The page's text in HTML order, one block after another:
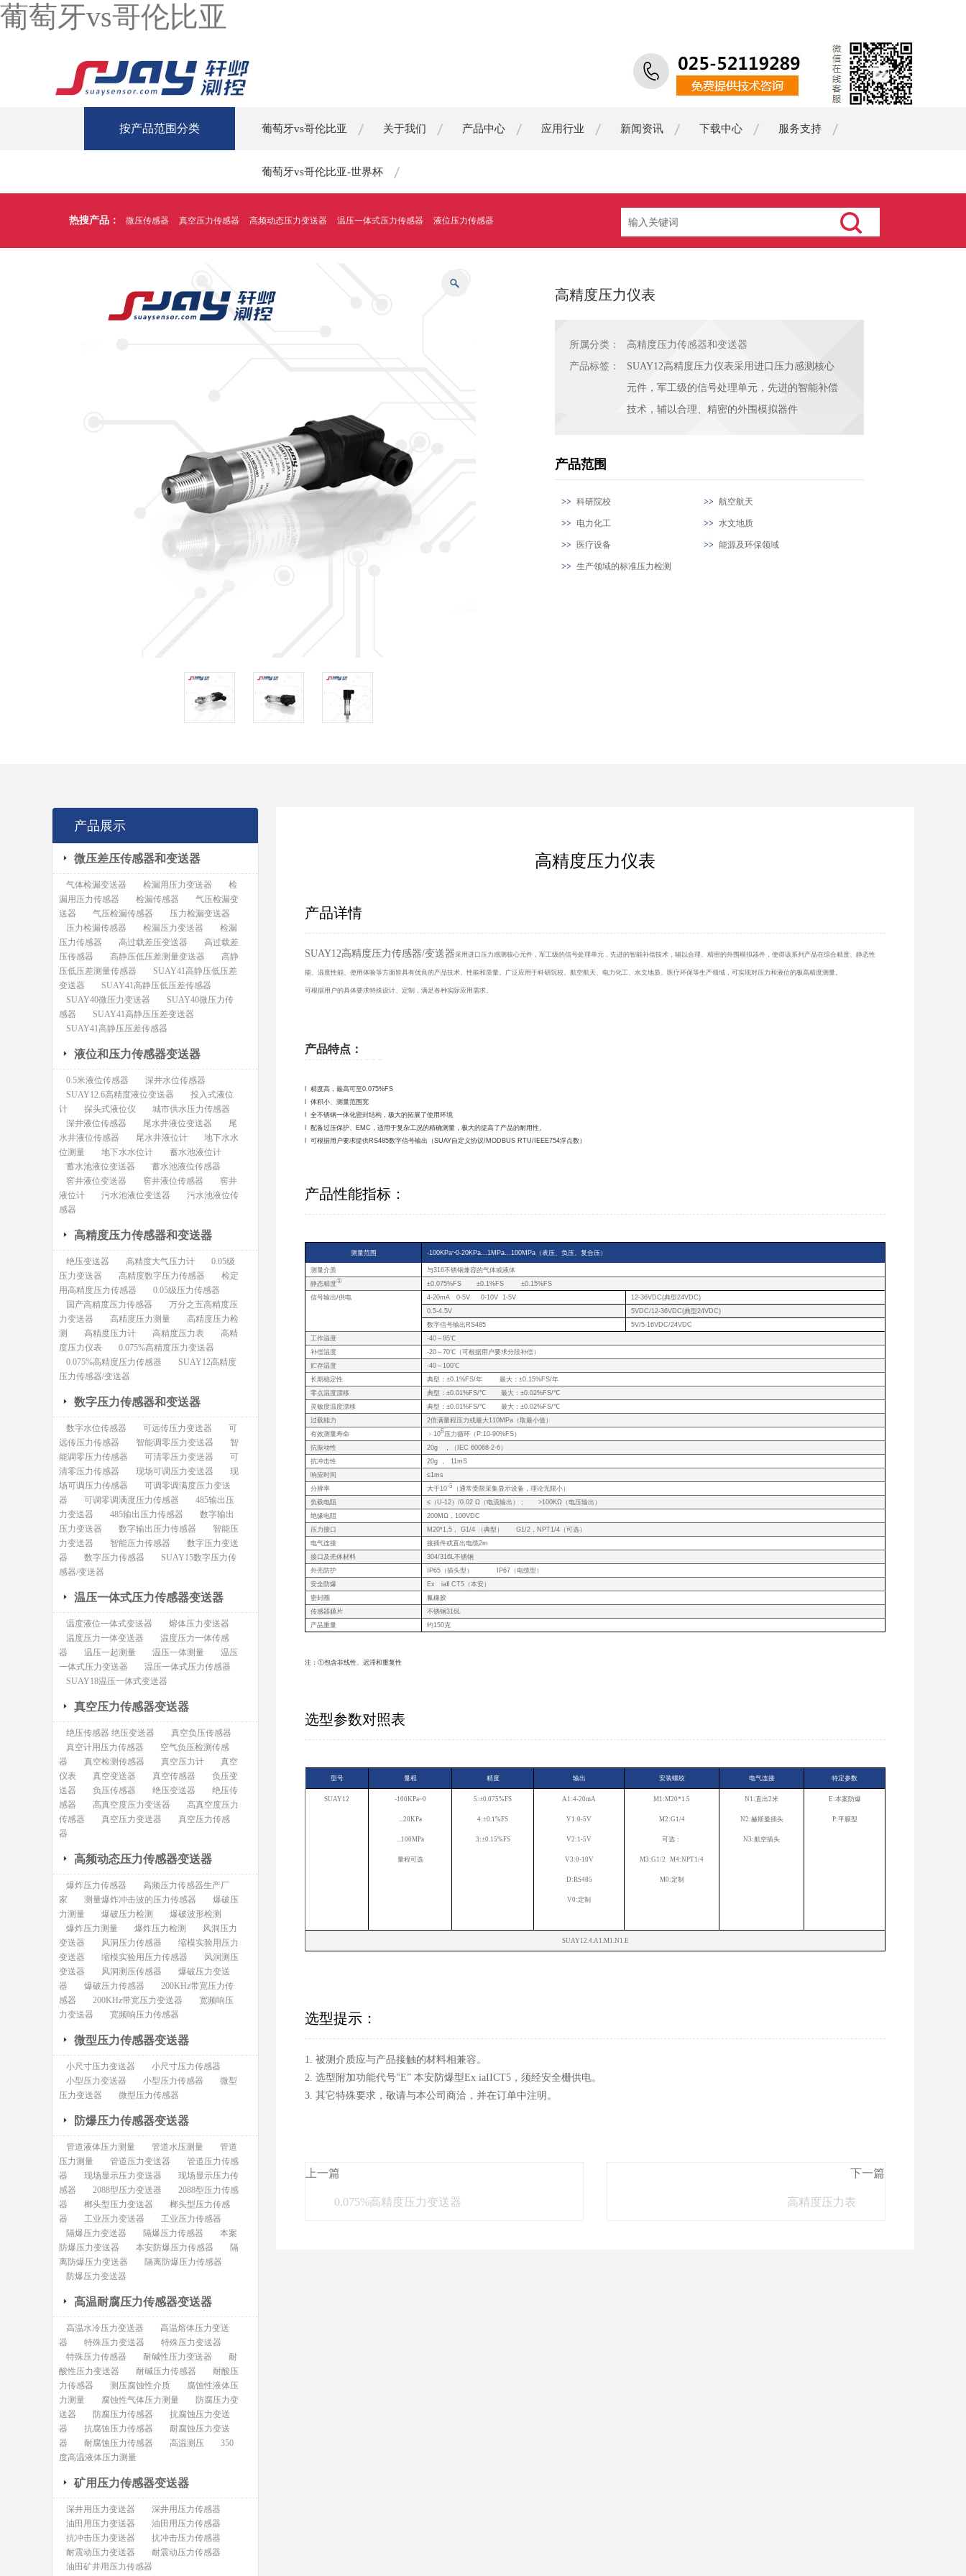
葡萄牙vs哥伦比亚
按产品范围分类 葡萄牙vs哥伦比亚 关于我们 产品中心 应用行业 新闻资讯 下载中心 服务支持
葡萄牙vs哥伦比亚-世界杯
热搜产品： 微压传感器 真空压力传感器 高频动态压力变送器 温压一体式压力传感器 液位压力传感器
高精度压力仪表
所属分类：
高精度压力传感器和变送器
产品标签：
SUAY12高精度压力仪表采用进口压力感测核心
元件，军工级的信号处理单元，先进的智能补偿
技术，辅以合理、精密的外围模拟器件
产品范围
科研院校 航空航天
电力化工 水文地质
医疗设备 能源及环保领域
生产领域的标准压力检测
高精度压力仪表
产品详情
SUAY12高精度压力传感器/变送器采用进口压力感测核心元件，军工级的信号处理单元，先进的智能补偿技术，辅以合理、精密的外围模拟器件，使得该系列产品在综合精度、静态性
能、温度性能、使用体验等方面皆具有优良的产品技术、性能和质量。广泛应用于科研院校、航空航天、电力化工、水文地质、医疗环保等生产领域，可实现对压力和液位的极高精度测量。
可根据用户的具体要求特殊设计、定制，满足各种实际应用需求。
产品特点：
l 精度高，最高可至0.075%FS
l 体积小、测量范围宽
l 全不锈钢一体化密封结构，极大的拓展了使用环境
l 配备过压保护、EMC，适用于复杂工况的精确测量，极大的提高了产品的耐用性。
l 可根据用户要求提供RS485数字信号输出（SUAY自定义协议/MODBUS RTU/IEEE754浮点数）
产品性能指标：
测量范围 -100KPa~0-20KPa...1MPa...100MPa（表压、负压、复合压）
测量介质
与316不锈钢兼容的气体或液体
静态精度①
±0.075%FS ±0.1%FS ±0.15%FS
信号输出/供电
4-20mA 0-5V 0-10V 1-5V
12-36VDC(典型24VDC)
0.5-4.5V
5VDC/12-36VDC(典型24VDC)
数字信号输出RS485
5V/5-16VDC/24VDC
工作温度
-40～85℃
补偿温度
-20～70℃（可根据用户要求分段补偿）
贮存温度
-40～100℃
长期稳定性
典型：±0.1%FS/年 最大：±0.15%FS/年
零点温度漂移
典型：±0.01%FS/℃ 最大：±0.02%FS/℃
灵敏度温度漂移
典型：±0.01%FS/℃ 最大：±0.02%FS/℃
过载能力
2倍满量程压力或最大110MPa（取最小值）
有效测量寿命
﹥106压力循环（P:10-90%FS）
抗振动性
20g ，（IEC 60068-2-6）
抗冲击性
20g ， 11mS
响应时间
≤1ms
分辨率
大于10-5 （通常受限采集显示设备，理论无限小）
负载电阻
≤（U-12）/0.02 Ω（电流输出） ; >100KΩ（电压输出）
绝缘电阻
200MΩ，100VDC
压力接口
M20*1.5， G1/4 （典型） G1/2，NPT1/4（可选）
电气连接
接插件或直出电缆2m
接口及壳体材料
304/316L不锈钢
外壳防护
IP65（插头型） IP67（电缆型）
安全防爆
Ex iaⅡ CT5（本安）
密封圈
氟橡胶
传感器膜片
不锈钢316L
产品重量
约150克
注：①包含非线性、迟滞和重复性
选型参数对照表
型号 量程 精度 输出 安装螺纹 电气连接 特定参数
SUAY12 -100KPa~0
...20KPa
...100MPa
量程可选
5:±0.075%FS
4:±0.1%FS
3:±0.15%FS
A1:4-20mA
V1:0-5V
V2:1-5V
V3:0-10V
D:RS485
V0:定制
M1:M20*1.5
M2:G1/4
可选：
M3:G1/2 M4:NPT1/4
M0:定制
N1:直出2米
N2:赫斯曼插头
N3:航空插头
E:本案防爆
P:平膜型
SUAY12.4.A1.M1.N1.E
选型提示：
1. 被测介质应与产品接触的材料相兼容。
2. 选型附加功能代号"E” 本安防爆型Ex iaIICT5，须经安全栅供电。
3. 其它特殊要求，敬请与本公司商洽，并在订单中注明。
上一篇
0.075%高精度压力变送器
下一篇
高精度压力表
产品展示
微压差压传感器和变送器
气体检漏变送器 检漏用压力变送器
检
漏用压力传感器
检漏传感器
气压检漏变
送器
气压检漏传感器
压力检漏变送器
压力检漏传感器
检漏压力变送器
检漏
压力传感器
高过载差压变送器
高过载差
压传感器
高静压低压差测量变送器
高静
压低压差测量传感器
SUAY41高静压低压差
变送器
SUAY41高静压低压差传感器
SUAY40微压力变送器
SUAY40微压力传
感器
SUAY41高静压压差变送器
SUAY41高静压压差传感器
液位和压力传感器变送器
0.5米液位传感器
深井水位传感器
SUAY12.6高精度液位变送器
投入式液位
计
探头式液位仪
城市供水压力传感器
深井液位传感器
尾水井液位变送器
尾
水井液位传感器
尾水井液位计
地下水水
位测量
地下水水位计
蓄水池液位计
蓄水池液位变送器
蓄水池液位传感器
窖井液位变送器
窖井液位传感器
窖井
液位计
污水池液位变送器
污水池液位传
感器
高精度压力传感器和变送器
绝压变送器 高精度大气压力计
0.05级
压力变送器
高精度数字压力传感器
检定
用高精度压力传感器
0.05级压力传感器
国产高精度压力传感器
万分之五高精度压
力变送器
高精度压力测量
高精度压力检
测
高精度压力计 高精度压力表
高精
度压力仪表
0.075%高精度压力变送器
0.075%高精度压力传感器
SUAY12高精度
压力传感器/变送器
数字压力传感器和变送器
数字水位传感器 可远传压力变送器
可
远传压力传感器
智能调零压力变送器
智
能调零压力传感器
可清零压力变送器
可
清零压力传感器
现场可调压力变送器
现
场可调压力传感器
可调零调满度压力变送
器
可调零调满度压力传感器
485输出压
力变送器
485输出压力传感器
数字输出
压力变送器
数字输出压力传感器
智能压
力变送器
智能压力传感器
数字压力变送
器
数字压力传感器
SUAY15数字压力传
感器/变送器
温压一体式压力传感器变送器
温度液位一体式变送器
熔体压力变送器
温度压力一体变送器
温度压力一体传感
器
温压一起测量 温压一体测量
温压
一体式压力变送器
温压一体式压力传感器
SUAY18温压一体式变送器
真空压力传感器变送器
绝压传感器 绝压变送器
真空负压传感器
真空计用压力传感器
空气负压检测传感
器
真空检测传感器 真空压力计
真空
仪表
真空变送器 真空传感器
负压变
送器
负压传感器 绝压变送器
绝压传
感器
高真空度压力变送器
高真空度压力
传感器
真空压力变送器
真空压力传感
器
高频动态压力传感器变送器
爆炸压力传感器
高频压力传感器生产厂
家
测量爆炸冲击波的压力传感器
爆破压
力测量
爆破压力检测
爆破波形检测
爆炸压力测量
爆炸压力检测
风洞压力
变送器
风洞压力传感器
缩模实验用压力
变送器
缩模实验用压力传感器
风洞测压
变送器
风洞测压传感器
爆破压力变送
器
爆破压力传感器
200KHz带宽压力传
感器
200KHz带宽压力变送器
宽频响压
力变送器
宽频响压力传感器
微型压力传感器变送器
小尺寸压力变送器
小尺寸压力传感器
小型压力变送器
小型压力传感器
微型
压力变送器
微型压力传感器
防爆压力传感器变送器
管道液体压力测量 管道水压测量
管道
压力测量
管道压力变送器
管道压力传感
器
现场显示压力变送器
现场显示压力传
感器
2088型压力变送器
2088型压力传感
器
榔头型压力变送器
榔头型压力传感
器
工业压力变送器
工业压力传感器
隔爆压力变送器
隔爆压力传感器
本案
防爆压力变送器
本安防爆压力传感器
隔
离防爆压力变送器
隔离防爆压力传感器
防爆压力变送器
高温耐腐压力传感器变送器
高温水冷压力变送器
高温熔体压力变送
器
特殊压力变送器
特殊压力变送器
特殊压力传感器
耐碱性压力变送器
耐
酸性压力变送器
耐碱压力传感器
耐酸压
力传感器
测压腐蚀性介质
腐蚀性液体压
力测量
腐蚀性气体压力测量
防腐压力变
送器
防腐压力传感器
抗腐蚀压力变送
器
抗腐蚀压力传感器
耐腐蚀压力变送
器
耐腐蚀压力传感器 高温测压
350
度高温液体压力测量
矿用压力传感器变送器
深井用压力变送器
深井用压力传感器
油田用压力变送器
油田用压力传感器
抗冲击压力变送器
抗冲击压力传感器
耐震动压力变送器
耐震动压力传感器
油田矿井用压力传感器